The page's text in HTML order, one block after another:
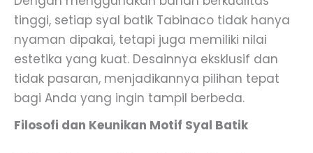
tinggi, setiap syal batik Tabinaco tidak hanya
nyaman dipakai, tetapi juga memiliki nilai
estetika yang kuat. Desainnya eksklusif dan
tidak pasaran, menjadikannya pilihan tepat
bagi Anda yang ingin tampil berbeda.
Filosofi dan Keunikan Motif Syal Batik